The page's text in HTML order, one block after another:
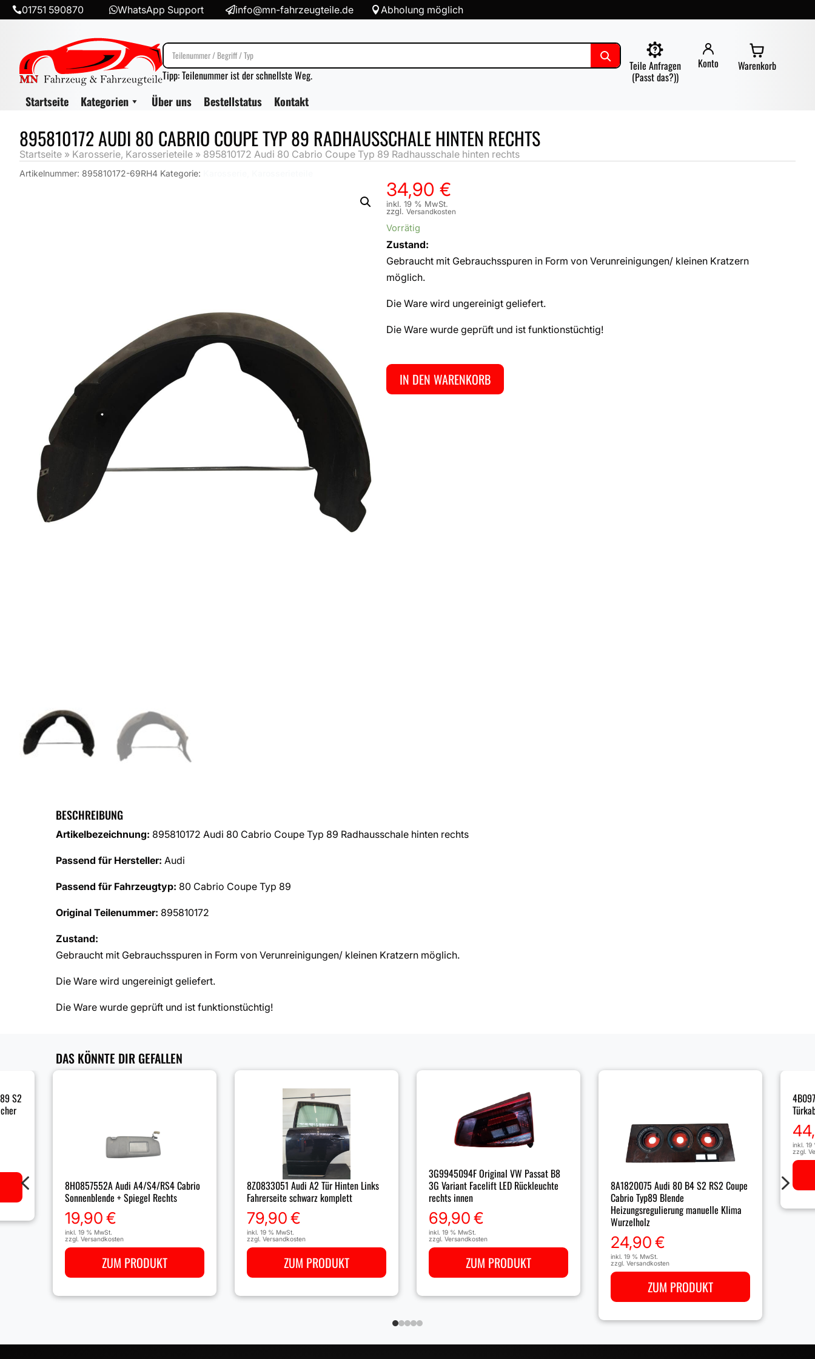
01751 590870 WhatsApp Support info@mn-fahrzeugteile.de Abholung möglich
Teile Anfragen
(Passt das?))
Konto Warenkorb
Tipp: Teilenummer ist der schnellste Weg.
Startseite Kategorien Über uns Bestellstatus Kontakt
895810172 AUDI 80 CABRIO COUPE TYP 89 RADHAUSSCHALE HINTEN RECHTS
Startseite » Karosserie, Karosserieteile » 895810172 Audi 80 Cabrio Coupe Typ 89 Radhausschale hinten rechts
Artikelnummer: 895810172-69RH4 Kategorie:
34,90 €
inkl. 19 % MwSt.
zzgl. Versandkosten
Vorrätig
Zustand:
Gebraucht mit Gebrauchsspuren in Form von Verunreinigungen/ kleinen Kratzern
möglich.
Die Ware wird ungereinigt geliefert.
Die Ware wurde geprüft und ist funktionstüchtig!
IN DEN WARENKORB
BESCHREIBUNG
Artikelbezeichnung: 895810172 Audi 80 Cabrio Coupe Typ 89 Radhausschale hinten rechts
Passend für Hersteller: Audi
Passend für Fahrzeugtyp: 80 Cabrio Coupe Typ 89
Original Teilenummer: 895810172
Zustand:
Gebraucht mit Gebrauchsspuren in Form von Verunreinigungen/ kleinen Kratzern möglich.
Die Ware wird ungereinigt geliefert.
Die Ware wurde geprüft und ist funktionstüchtig!
DAS KÖNNTE DIR GEFALLEN
S2
8H0857552A Audi A4/S4/RS4 Cabrio
Sonnenblende + Spiegel Rechts
19,90€
inkl. 19 % MwSt.
zzgl. Versandkosten
ZUM PRODUKT
8Z0833051 Audi A2 Tür Hinten Links
Fahrerseite schwarz komplett
79,90€
inkl. 19 % MwSt.
zzgl. Versandkosten
ZUM PRODUKT
3G9945094F Original VW Passat B8
3G Variant Facelift LED Rückleuchte
rechts innen
69,90€
inkl. 19 % MwSt.
zzgl. Versandkosten
ZUM PRODUKT
8A1820075 Audi 80 B4 S2 RS2 Coupe
Cabrio Typ89 Blende
Heizungsregulierung manuelle Klima
Wurzelholz
24,90€
inkl. 19 % MwSt.
zzgl. Versandkosten
ZUM PRODUKT
inkl. 19
zzgl.
4 5